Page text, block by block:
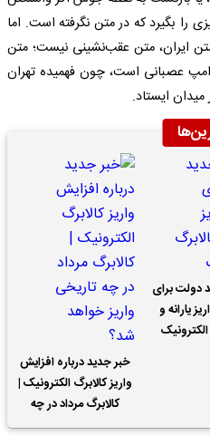
را بگیرد که در متن نگرفته است. اما
ایران، متن عقب‌نشینی نیست؛ متن
عصبانی است، چون فهمیده تهران
ایستاد.
دولت برای
یارانه و
خبر جدید درباره افزایش
واریز کالابرگ الکترونیک |
کالابرگ مرداد در چه
تاریخی واریز خواهد شد؟